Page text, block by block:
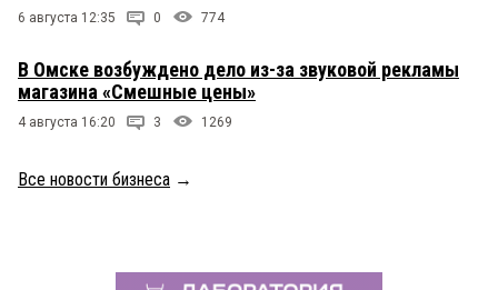
6 августа 12:35 0 774
В Омске возбуждено дело из-за звуковой рекламы
магазина «Смешные цены»
4 августа 16:20 3 1269
Все новости бизнеса →